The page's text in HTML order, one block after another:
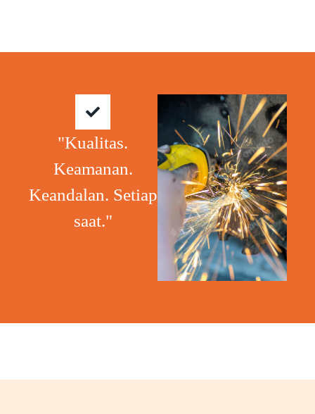
"Kualitas.
Keamanan.
Keandalan. Setiap
saat."